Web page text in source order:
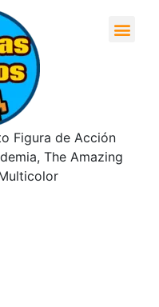
Figura de Acción
The Amazing